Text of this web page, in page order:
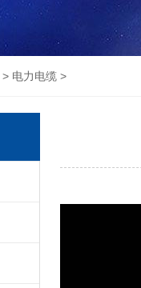
> 电力电缆 >